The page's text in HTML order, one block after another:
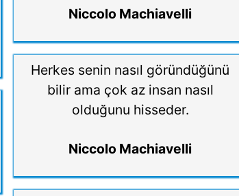
Niccolo Machiavelli
Herkes senin nasıl göründüğünü
bilir ama çok az insan nasıl
olduğunu hisseder.
Niccolo Machiavelli